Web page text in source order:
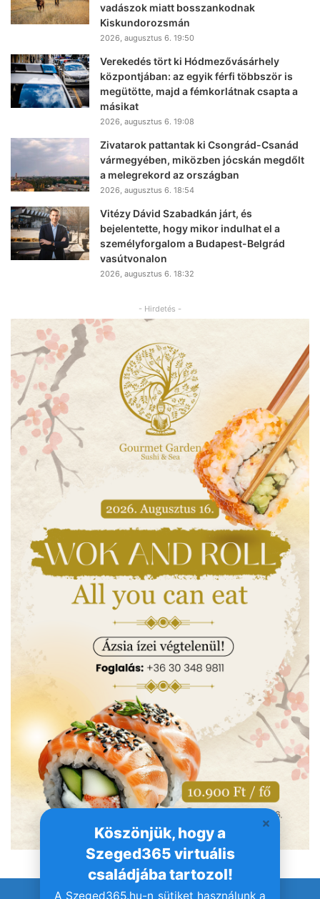
Köszönjük, hogy a
Szeged365 virtuális
családjába tartozol!
A Szeged365.hu-n sütiket használunk a
vadászok miatt bosszankodnak
Kiskundorozsmán
2026, augusztus 6. 19:50
Verekedés tört ki Hódmezővásárhely
központjában: az egyik férfi többször is
megütötte, majd a fémkorlátnak csapta a
másikat
2026, augusztus 6. 19:08
Zivatarok pattantak ki Csongrád-Csanád
vármegyében, miközben jócskán megdőlt
a melegrekord az országban
2026, augusztus 6. 18:54
Vitézy Dávid Szabadkán járt, és
bejelentette, hogy mikor indulhat el a
személyforgalom a Budapest-Belgrád
vasútvonalon
2026, augusztus 6. 18:32
- Hirdetés -